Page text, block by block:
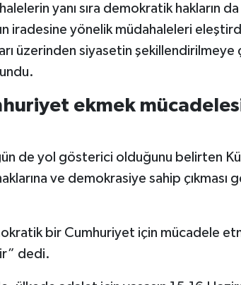
yanı sıra demokratik hakların da
iradesine yönelik müdahaleleri
üzerinden siyasetin şekillendirilmeye
ekmek
de yol gösterici olduğunu belirten
ve demokrasiye sahip çıkması
bir Cumhuriyet için mücadele
dedi.